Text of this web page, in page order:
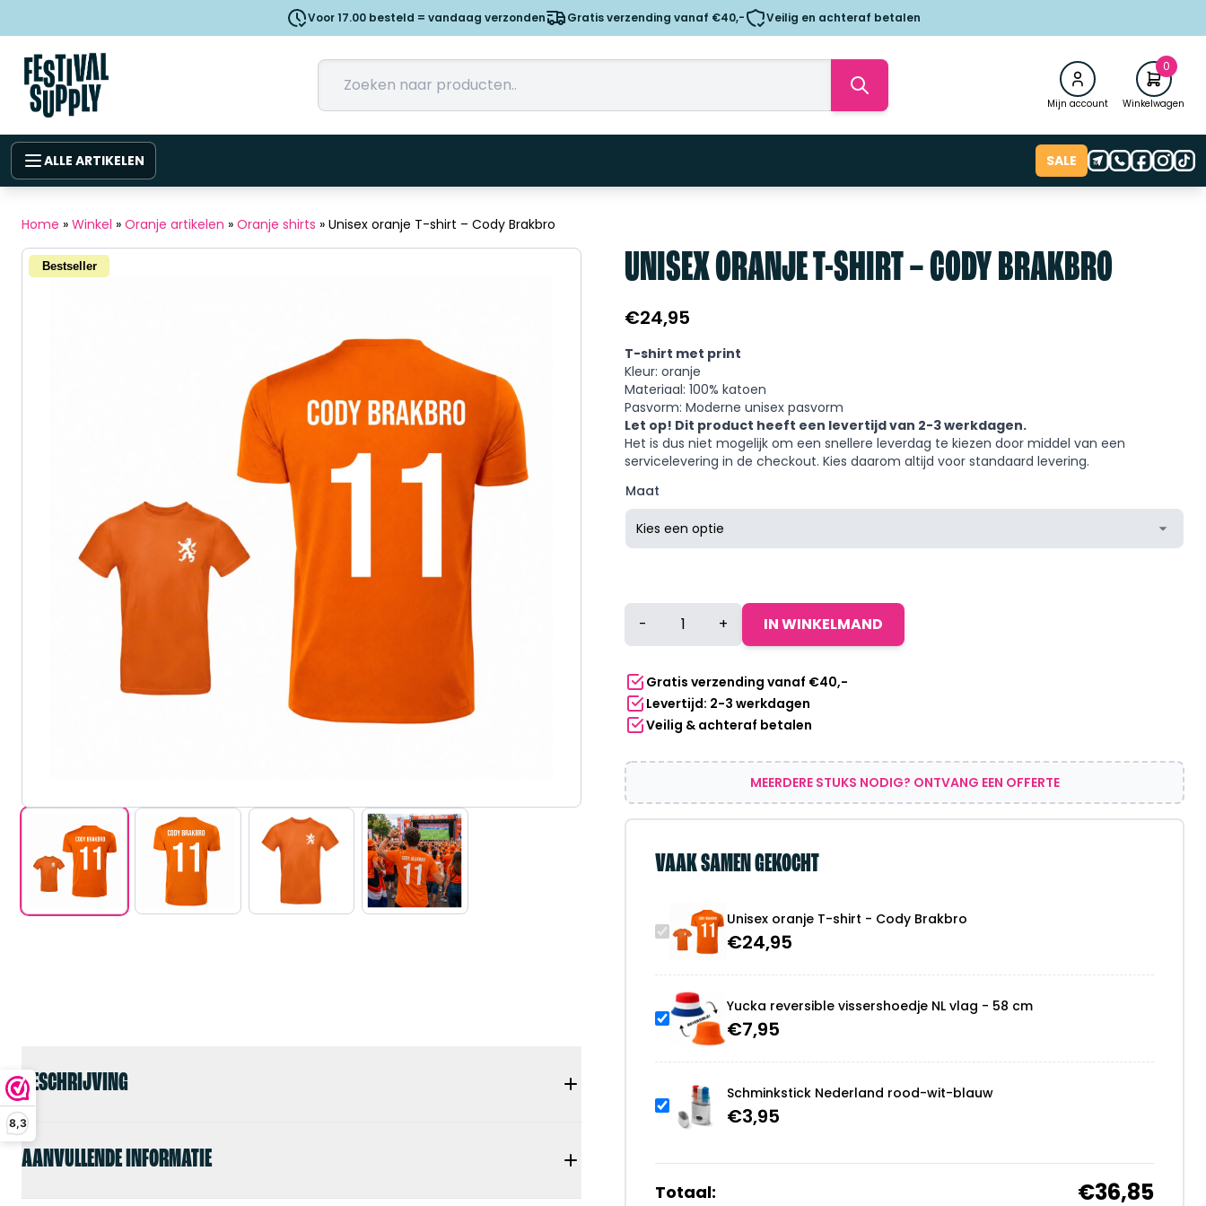
8,3
Voor 17.00 besteld = vandaag verzonden Gratis verzending vanaf €40,- Veilig en achteraf betalen
Mijn account
0
Winkelwagen
ALLE ARTIKELEN SALE
Home » Winkel » Oranje artikelen » Oranje shirts » Unisex oranje T-shirt – Cody Brakbro
Bestseller
BESCHRIJVING
AANVULLENDE INFORMATIE
UNISEX ORANJE T-SHIRT – CODY BRAKBRO
€24,95
T-shirt met print
Kleur: oranje
Materiaal: 100% katoen
Pasvorm: Moderne unisex pasvorm
Let op! Dit product heeft een levertijd van 2-3 werkdagen.
Het is dus niet mogelijk om een snellere leverdag te kiezen door middel van een
servicelevering in de checkout. Kies daarom altijd voor standaard levering.
Maat
Unisex
shirt
-
Cody
aantal
- + IN WINKELMAND
Gratis verzending vanaf €40,-
Levertijd: 2-3 werkdagen
Veilig & achteraf betalen
MEERDERE STUKS NODIG? ONTVANG EEN OFFERTE
VAAK SAMEN GEKOCHT
Unisex oranje T-shirt - Cody Brakbro
€24,95
Yucka reversible vissershoedje NL vlag - 58 cm
€7,95
Schminkstick Nederland rood-wit-blauw
€3,95
Totaal: €36,85